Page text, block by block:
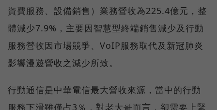
資費服務、設備銷售）業務營收為225.4億元，整
體減少7.9%，主要因智慧型終端銷售減少及行動
服務營收因市場競爭、VoIP服務取代及新冠肺炎
影響漫遊營收之減少所致。
行動通信是中華電信最大營收來源，當中的行動
服務下滑雖僅占3％，對老大哥而言，卻需要上緊